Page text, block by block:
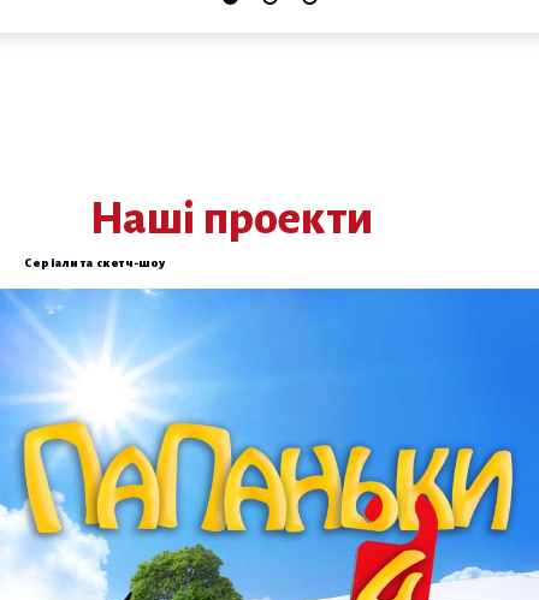
Наші проекти
Серіали та скетч-шоу